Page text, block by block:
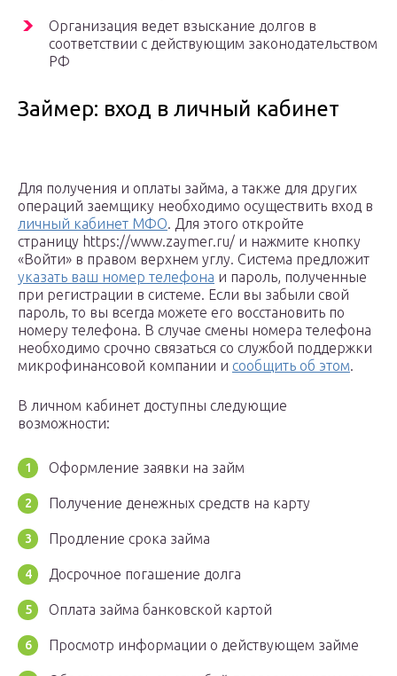
Организация ведет взыскание долгов в
соответствии с действующим законодательством
РФ
Займер: вход в личный кабинет
Для получения и оплаты займа, а также для других
операций заемщику необходимо осуществить вход в
личный кабинет МФО. Для этого откройте
страницу https://www.zaymer.ru/ и нажмите кнопку
«Войти» в правом верхнем углу. Система предложит
указать ваш номер телефона и пароль, полученные
при регистрации в системе. Если вы забыли свой
пароль, то вы всегда можете его восстановить по
номеру телефона. В случае смены номера телефона
необходимо срочно связаться со службой поддержки
микрофинансовой компании и сообщить об этом.
В личном кабинет доступны следующие
возможности:
Оформление заявки на займ
Получение денежных средств на карту
Продление срока займа
Досрочное погашение долга
Оплата займа банковской картой
Просмотр информации о действующем займе